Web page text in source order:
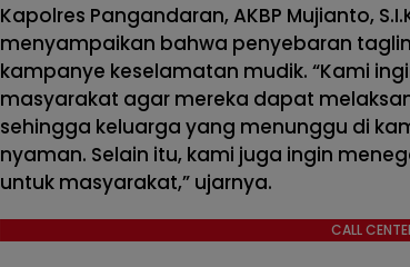
Kapolres Pangandaran, AKBP Mujianto,
menyampaikan bahwa penyebaran
kampanye keselamatan mudik. “Kami
masyarakat agar mereka dapat
sehingga keluarga yang menunggu di
nyaman. Selain itu, kami juga ingin
untuk masyarakat,” ujarnya.
CALL